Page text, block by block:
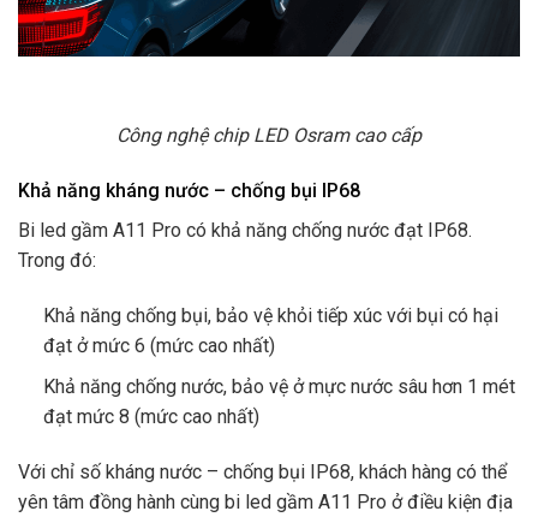
Công nghệ chip LED Osram cao cấp
Khả năng kháng nước – chống bụi IP68
Bi led gầm A11 Pro có khả năng chống nước đạt IP68.
Trong đó:
Khả năng chống bụi, bảo vệ khỏi tiếp xúc với bụi có hại
đạt ở mức 6 (mức cao nhất)
Khả năng chống nước, bảo vệ ở mực nước sâu hơn 1 mét
đạt mức 8 (mức cao nhất)
Với chỉ số kháng nước – chống bụi IP68, khách hàng có thể
yên tâm đồng hành cùng bi led gầm A11 Pro ở điều kiện địa